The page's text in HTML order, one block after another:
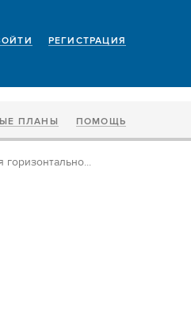
РЕГИСТРАЦИЯ
ПЛАНЫ ПОМОЩЬ